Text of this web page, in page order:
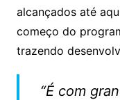
alcançados até
começo do
trazendo
“É com